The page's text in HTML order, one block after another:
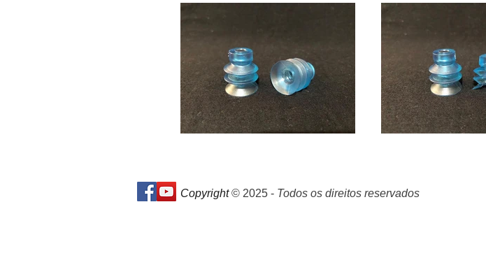
Copyright© 2025 - Todos os direitos reservados